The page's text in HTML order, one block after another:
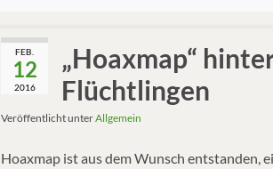
FEB.
12
2016
„Hoaxmap“
Flüchtlingen
Veröffentlicht unterAllgemein
Hoaxmap ist aus dem Wunsch entstanden,